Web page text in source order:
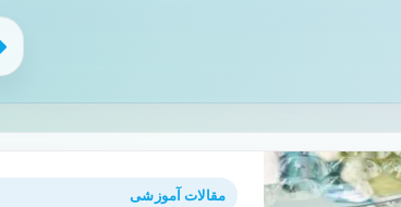
مقالات آموزشی